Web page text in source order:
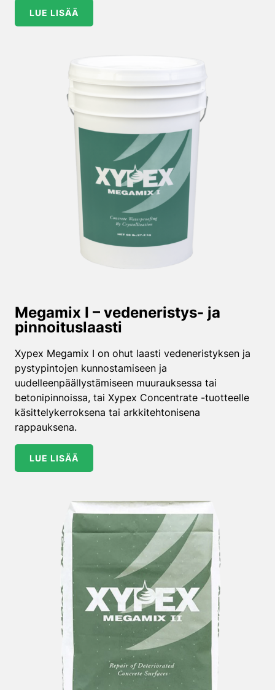
LUE LISÄÄ
Megamix I – vedeneristys- ja
pinnoituslaasti
Xypex Megamix I on ohut laasti vedeneristyksen ja
pystypintojen kunnostamiseen ja
uudelleenpäällystämiseen muurauksessa tai
betonipinnoissa, tai Xypex Concentrate -tuotteelle
käsittelykerroksena tai arkkitehtonisena
rappauksena.
LUE LISÄÄ